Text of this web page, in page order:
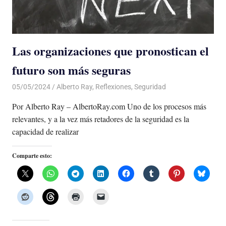
Las organizaciones que pronostican el
futuro son más seguras
05/05/2024 De todo un Poco
Alberto Ray, Reflexiones, Seguridad
Por Alberto Ray – AlbertoRay.com Uno de los procesos más
relevantes, y a la vez más retadores de la seguridad es la
capacidad de realizar
Comparte esto: